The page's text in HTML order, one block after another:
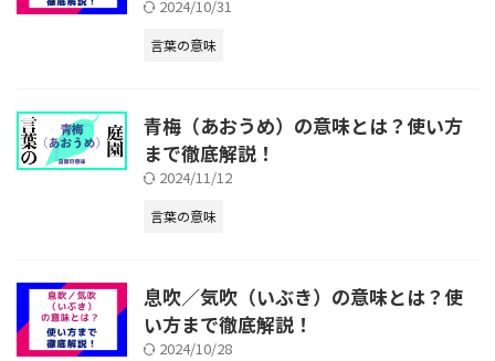
2024/10/31
言葉の意味
青梅（あおうめ）の意味とは？使い方
まで徹底解説！
2024/11/12
言葉の意味
息吹／気吹（いぶき）の意味とは？使
い方まで徹底解説！
2024/10/28